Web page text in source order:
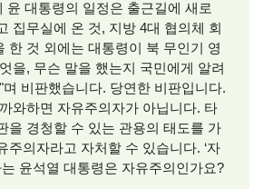
윤 대통령의 일정은 출근길에 새로
집무실에 온 것, 지방 4대 협의체 회
한 것 외에는 대통령이 북 무인기 영
을, 무슨 말을 했는지 국민에게 알려
비판했습니다. 당연한 비판입니다.
와하면 자유주의자가 아닙니다. 타
을 경청할 수 있는 관용의 태도를 가
주의자라고 자처할 수 있습니다. ‘자
는 윤석열 대통령은 자유주의인가요?